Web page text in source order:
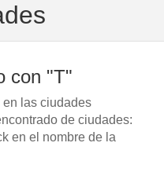
con "T"
las ciudades
de ciudades:
en el nombre de la